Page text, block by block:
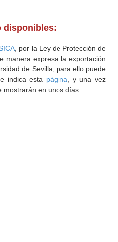
disponibles:
SICA , por la Ley de Protección de
manera expresa la exportación
de Sevilla, para ello puede
indica esta página , y una vez
mostrarán en unos días